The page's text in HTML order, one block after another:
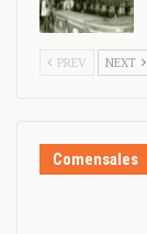
PREV NEXT
Comensales